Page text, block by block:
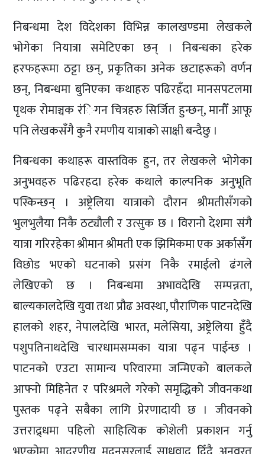
निबन्धमा देश विदेशका विभिन्न कालखण्डमा लेखकले
भोगेका नियात्रा समेटिएका छन् । निबन्धका हरेक
हरफहरूमा ठट्टा छन्, प्रकृतिका अनेक छटाहरूको वर्णन
छन्, निबन्धमा बुनिएका कथाहरु पढिरहँदा मानसपटलमा
पृथक रोमाञ्चक रंंिगन चित्रहरु सिर्जित हुन्छन्, मानौँ आफू
पनि लेखकसँगै कुनै रमणीय यात्राको साक्षी बन्दैछु ।
निबन्धका कथाहरू वास्तविक हुन, तर लेखकले भोगेका
अनुभवहरु पढिरहदा हरेक कथाले काल्पनिक अनुभूति
पस्किन्छन् । अष्ट्रेलिया यात्राको दौरान श्रीमतीसँगको
भुलभुलैया निकै ठट्यौली र उत्सुक छ । विरानो देशमा संगै
यात्रा गरिरहेका श्रीमान श्रीमती एक झिमिकमा एक अर्कासँग
विछोड भएको घटनाको प्रसंग निकै रमाईलो ढंगले
लेखिएको छ । निबन्धमा अभावदेखि सम्पन्नता,
बाल्यकालदेखि युवा तथा प्रौढ अवस्था, पौराणिक पाटनदेखि
हालको शहर, नेपालदेखि भारत, मलेसिया, अष्ट्रेलिया हुँदै
पशुपतिनाथदेखि चारधामसम्मका यात्रा पढ्न पाईन्छ ।
पाटनको एउटा सामान्य परिवारमा जन्मिएको बालकले
आफ्नो मिहिनेत र परिश्रमले गरेको समृद्धिको जीवनकथा
पुस्तक पढ्ने सबैका लागि प्रेरणादायी छ । जीवनको
उत्तराद्र्धमा पहिलो साहित्यिक कोशेली प्रकाशन गर्नु